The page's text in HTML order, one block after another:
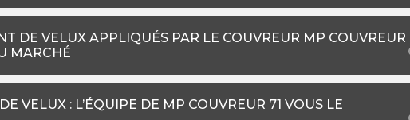
DE VELUX APPLIQUÉS PAR LE COUVREUR MP COUVREUR
MARCHÉ
VELUX : L’ÉQUIPE DE MP COUVREUR 71 VOUS LE